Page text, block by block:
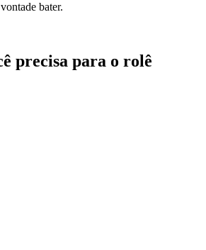
bater.
precisa para o rolê